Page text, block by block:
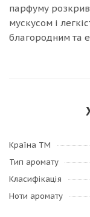
парфуму
мускусом і
благородним та
Країна ТМ
Тип аромату
Класифікація
Ноти аромату